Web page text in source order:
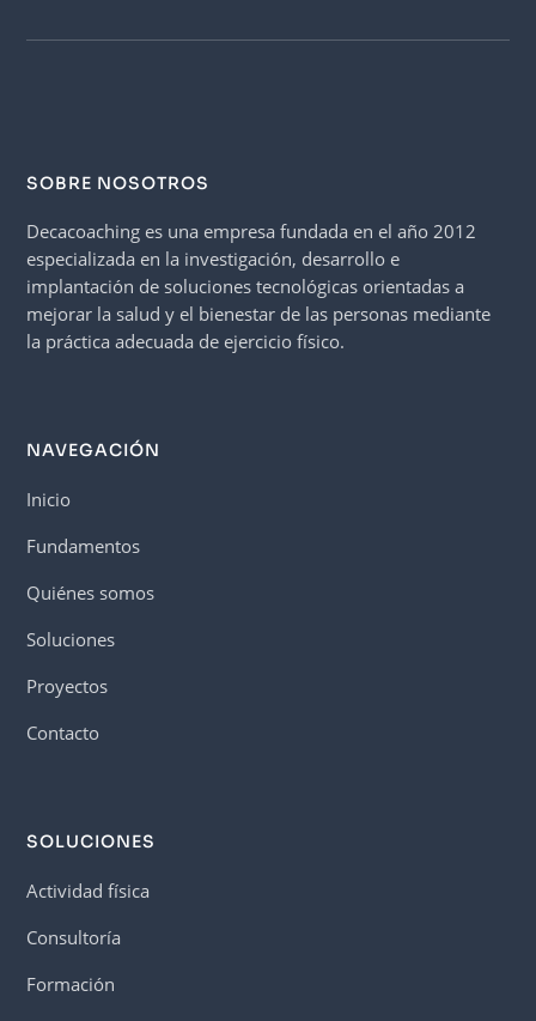
SOBRE NOSOTROS
Decacoaching es una empresa fundada en el año 2012
especializada en la investigación, desarrollo e
implantación de soluciones tecnológicas orientadas a
mejorar la salud y el bienestar de las personas mediante
la práctica adecuada de ejercicio físico.
NAVEGACIÓN
Inicio
Fundamentos
Quiénes somos
Soluciones
Proyectos
Contacto
SOLUCIONES
Actividad física
Consultoría
Formación